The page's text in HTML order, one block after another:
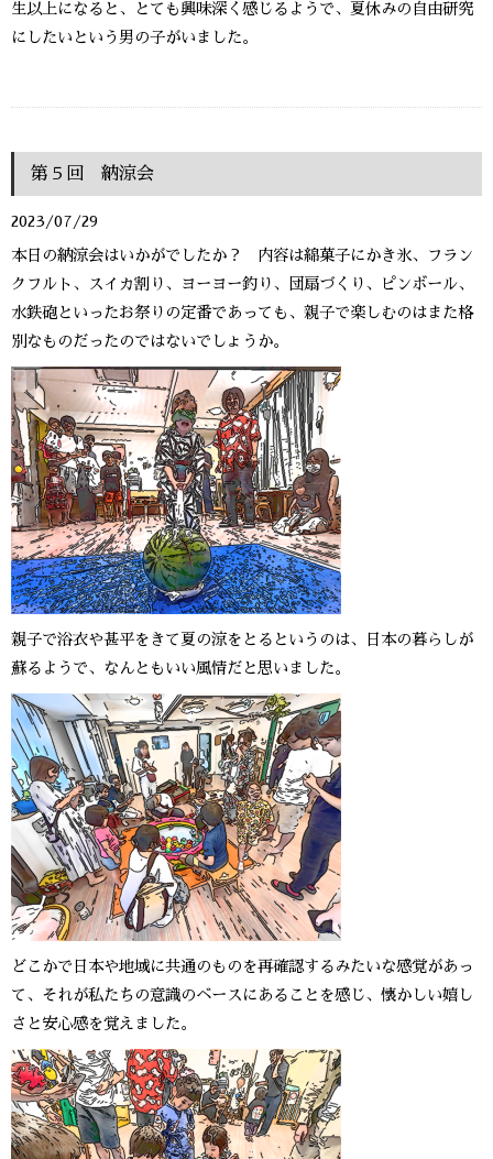
生以上になると、とても興味深く感じるようで、夏休みの自由研究
にしたいという男の子がいました。
第５回 納涼会
2023/07/29
本日の納涼会はいかがでしたか？ 内容は綿菓子にかき氷、フラン
クフルト、スイカ割り、ヨーヨー釣り、団扇づくり、ピンボール、
水鉄砲といったお祭りの定番であっても、親子で楽しむのはまた格
別なものだったのではないでしょうか。
親子で浴衣や甚平をきて夏の涼をとるというのは、日本の暮らしが
蘇るようで、なんともいい風情だと思いました。
どこかで日本や地域に共通のものを再確認するみたいな感覚があっ
て、それが私たちの意識のベースにあることを感じ、懐かしい嬉し
さと安心感を覚えました。